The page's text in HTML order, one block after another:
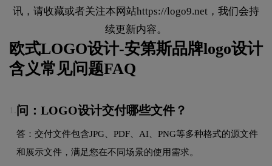
讯，请收藏或者关注本网站https://logo9.net ，我们会持
续更新内容。
欧式LOGO设计-安第斯品牌logo设计
含义常见问题FAQ
问：LOGO设计交付哪些文件？
答：交付文件包含JPG、PDF、AI、PNG等多种格式的源文件
和展示文件，满足您在不同场景的使用需求。